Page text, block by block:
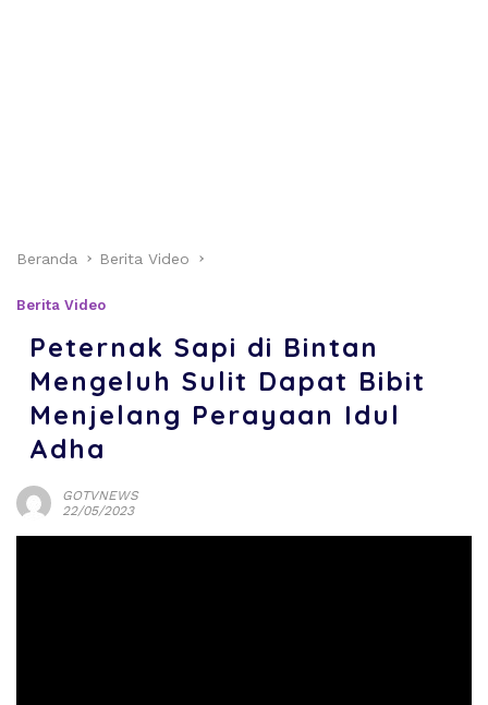
Beranda Berita Video
Berita Video
Peternak Sapi di Bintan
Mengeluh Sulit Dapat Bibit
Menjelang Perayaan Idul
Adha
GOTVNEWS
22/05/2023